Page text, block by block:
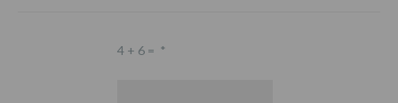
4 + 6 = *